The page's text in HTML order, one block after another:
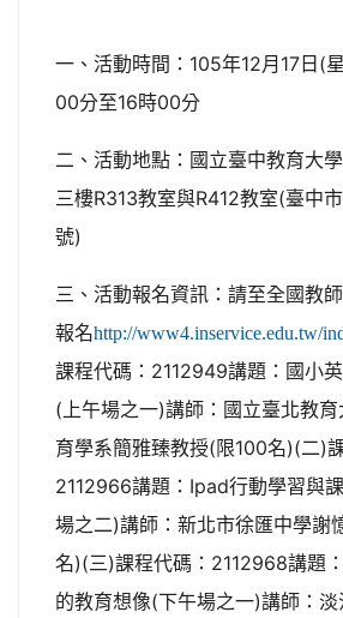
一、活動時間：105年12月17日(
00分至16時00分
二、活動地點：國立臺中教育大
三樓R313教室與R412教室(臺中
號)
三、活動報名資訊：請至全國教
報名http://www4.inservice.edu.tw/
課程代碼：2112949講題：國小
(上午場之一)講師：國立臺北教
育學系簡雅臻教授(限100名)(二)
2112966講題：Ipad行動學習與
場之二)講師：新北市徐匯中學謝
名)(三)課程代碼：2112968講題
的教育想像(下午場之一)講師：